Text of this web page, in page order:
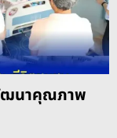
ฒนาคุณภาพ